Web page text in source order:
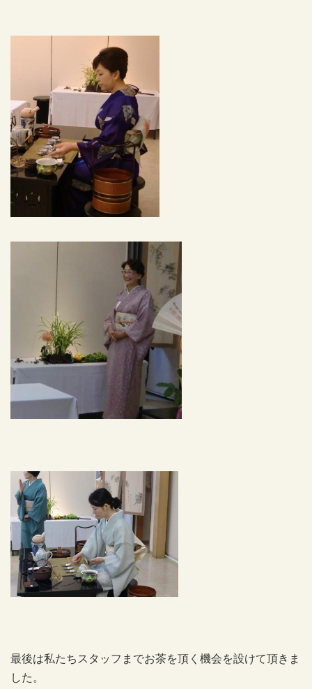
最後は私たちスタッフまでお茶を頂く機会を設けて頂きま
した。